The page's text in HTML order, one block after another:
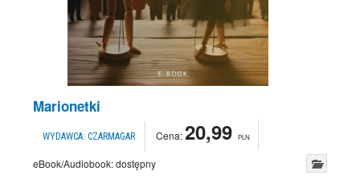
Marionetki
WYDAWCA: CZARMAGAR Cena:20,99 PLN
eBook/Audiobook:dostępny